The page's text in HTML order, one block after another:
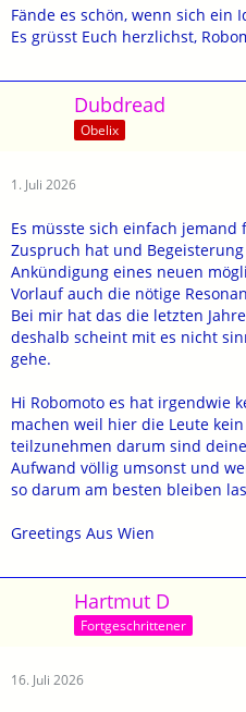
Fände es schön, wenn sich ein
Es grüsst Euch herzlichst,
Dubdread
Obelix
1. Juli 2026
Es müsste sich einfach
Zuspruch hat und
Ankündigung eines neuen
Vorlauf auch die nötige
Bei mir hat das die letzten
deshalb scheint mit es nicht
gehe.
Hi Robomoto es hat irgendwie
machen weil hier die Leute
teilzunehmen darum sind
Aufwand völlig umsonst und
so darum am besten bleiben
Greetings Aus Wien
Hartmut D
Fortgeschrittener
16. Juli 2026